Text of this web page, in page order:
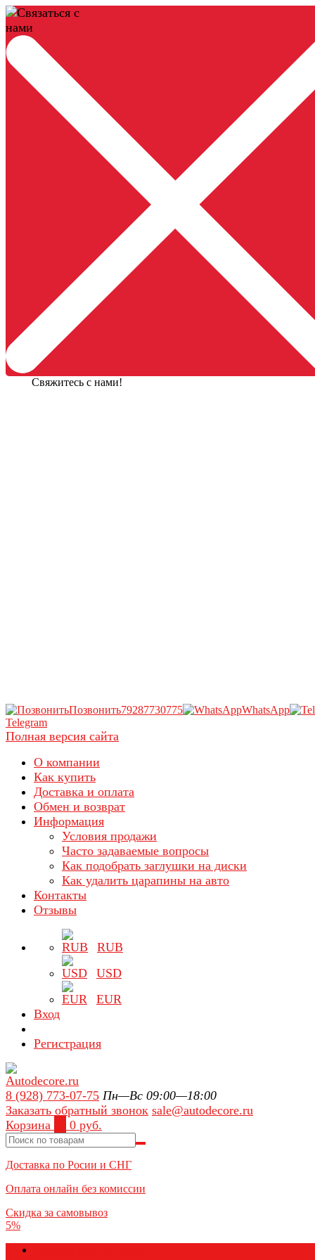
Свяжитесь с нами!
Позвонить79287730775
WhatsApp
Telegram
Полная версия сайта
О компании
Как купить
Доставка и оплата
Обмен и возврат
Информация
Условия продажи
Часто задаваемые вопросы
Как подобрать заглушки на диски
Как удалить царапины на авто
Контакты
Отзывы
RUB
USD
EUR
Вход
Регистрация
8 (928) 773-07-75 Пн—Вс 09:00—18:00
Заказать обратный звонок sale@autodecore.ru
Корзина
0 руб.
Доставка по Росии и СНГ
Оплата онлайн без комиссии
Скидка за самовывоз
5%